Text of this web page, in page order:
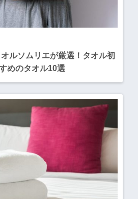
オルソムリエが厳選！タオル初
めのタオル10選